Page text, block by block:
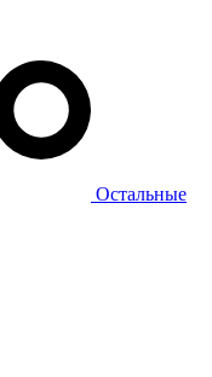
Остальные